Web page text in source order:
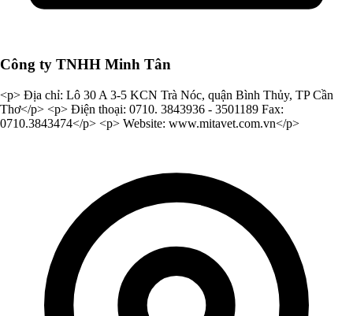
Công ty TNHH Minh Tân
<p> Địa chỉ: Lô 30 A 3-5 KCN Trà Nóc, quận Bình Thủy, TP Cần
Thơ</p> <p> Điện thoại: 0710. 3843936 - 3501189 Fax:
0710.3843474</p> <p> Website: www.mitavet.com.vn</p>